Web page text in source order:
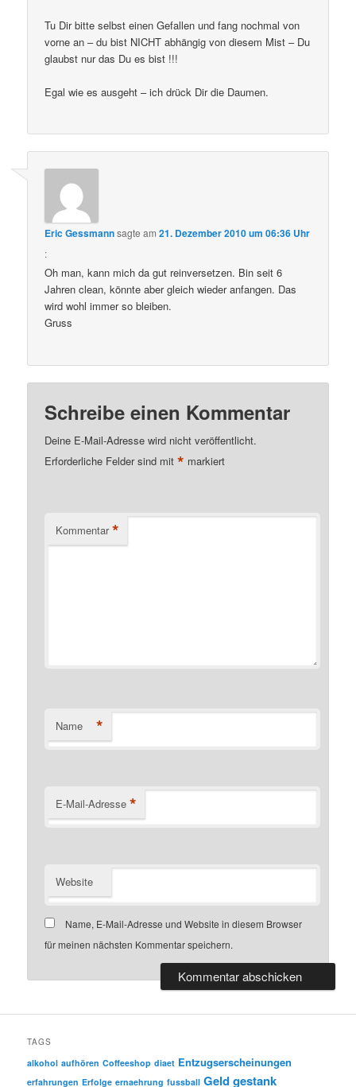
Tu Dir bitte selbst einen Gefallen und fang nochmal von
vorne an – du bist NICHT abhängig von diesem Mist – Du
glaubst nur das Du es bist !!!
Egal wie es ausgeht – ich drück Dir die Daumen.
Eric Gessmannsagte am21. Dezember 2010 um 06:36 Uhr
:
Oh man, kann mich da gut reinversetzen. Bin seit 6
Jahren clean, könnte aber gleich wieder anfangen. Das
wird wohl immer so bleiben.
Gruss
Schreibe einen Kommentar
Deine E-Mail-Adresse wird nicht veröffentlicht.
Erforderliche Felder sind mit* markiert
Kommentar *
Name *
E-Mail-Adresse *
Website
Name, E-Mail-Adresse und Website in diesem Browser
für meinen nächsten Kommentar speichern.
TAGS
alkohol aufhören Coffeeshop diaet Entzugserscheinungen
erfahrungen Erfolge ernaehrung fussball Geldgestank